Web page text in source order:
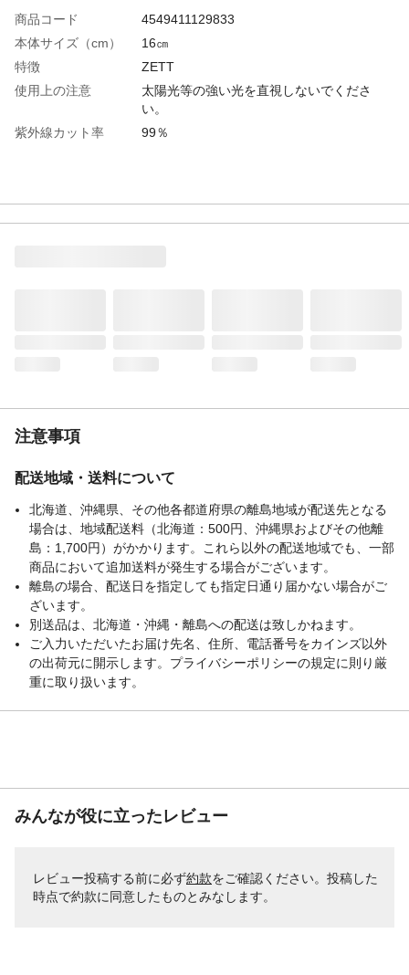
商品コード
4549411129833
本体サイズ（cm）
16㎝
特徴
ZETT
使用上の注意
太陽光等の強い光を直視しないでくださ
い。
紫外線カット率
99％
注意事項
配送地域・送料について
北海道、沖縄県、その他各都道府県の離島地域が配送先となる
場合は、地域配送料（北海道：500円、沖縄県およびその他離
島：1,700円）がかかります。これら以外の配送地域でも、一部
商品において追加送料が発生する場合がございます。
離島の場合、配送日を指定しても指定日通り届かない場合がご
ざいます。
別送品は、北海道・沖縄・離島への配送は致しかねます。
ご入力いただいたお届け先名、住所、電話番号をカインズ以外
の出荷元に開示します。プライバシーポリシーの規定に則り厳
重に取り扱います。
みんなが役に立ったレビュー
レビュー投稿する前に必ず約款をご確認ください。投稿した
時点で約款に同意したものとみなします。